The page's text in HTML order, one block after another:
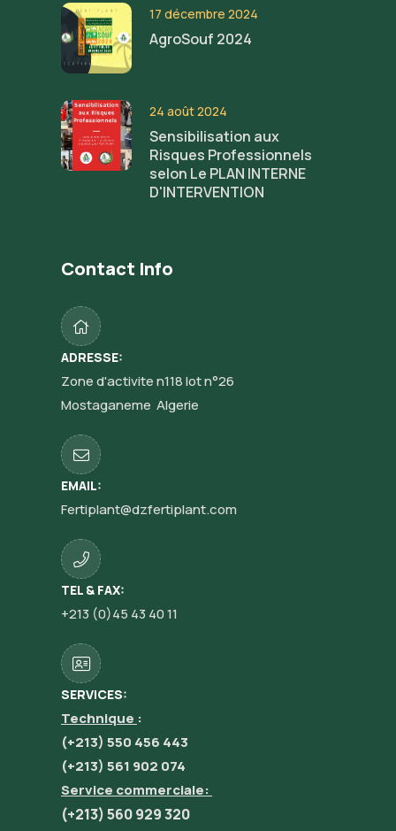
17 décembre 2024
AgroSouf 2024
24 août 2024
Sensibilisation aux
Risques Professionnels
selon Le PLAN INTERNE
D'INTERVENTION
Contact Info
ADRESSE:
Zone d'activite n118 lot n°26
Mostaganeme Algerie
EMAIL:
Fertiplant@dzfertiplant.com
TEL & FAX:
+213 (0)45 43 40 11
SERVICES:
Technique :
(+213) 550 456 443
(+213) 561 902 074
Service commerciale:
(+213) 560 929 320